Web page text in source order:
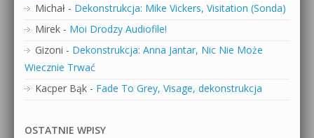
Michał - Dekonstrukcja: Mike Vickers, Visitation (Sonda)
Mirek - Moi Drodzy Audiofile!
Gizoni - Dekonstrukcja: Anna Jantar, Nic Nie Może
Wiecznie Trwać
Kacper Bąk - Fade To Grey, Visage, dekonstrukcja
OSTATNIE WPISY